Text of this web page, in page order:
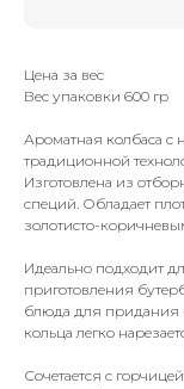
Цена за вес
Вес упаковки 600 гр
Ароматная колбаса с
традиционной
Изготовлена из
специй. Обладает
золотисто-
Идеально подходит
приготовления
блюда для придания
кольца легко
Сочетается с